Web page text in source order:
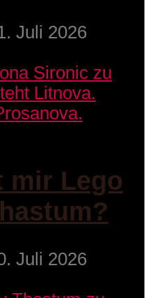
Juli 2026
mir Lego
Juli 2026